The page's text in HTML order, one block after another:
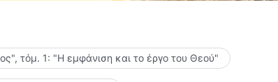
τόμ. 1: "Η εμφάνιση και το έργο του Θεού"